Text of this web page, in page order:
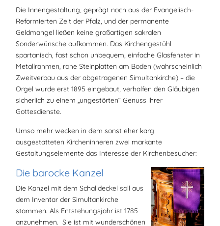
Die Innengestaltung, geprägt noch aus der Evangelisch-
Reformierten Zeit der Pfalz, und der permanente
Geldmangel ließen keine großartigen sakralen
Sonderwünsche aufkommen. Das Kirchengestühl
spartanisch, fast schon unbequem, einfache Glasfenster in
Metallrahmen, rohe Steinplatten am Boden (wahrscheinlich
Zweitverbau aus der abgetragenen Simultankirche) – die
Orgel wurde erst 1895 eingebaut, verhalfen den Gläubigen
sicherlich zu einem „ungestörten“ Genuss ihrer
Gottesdienste.
Umso mehr wecken in dem sonst eher karg
ausgestatteten Kircheninneren zwei markante
Gestaltungselemente das Interesse der Kirchenbesucher:
Die barocke Kanzel
Die Kanzel mit dem Schalldeckel soll aus
dem Inventar der Simultankirche
stammen. Als Entstehungsjahr ist 1785
anzunehmen. Sie ist mit wunderschönen